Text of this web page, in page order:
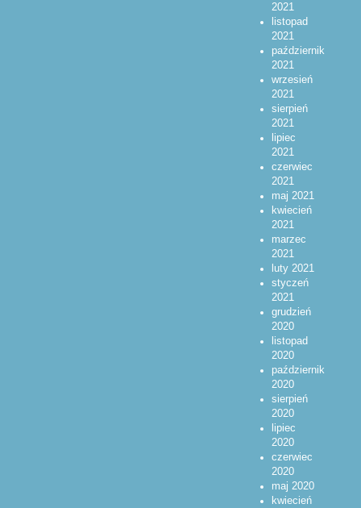
2021
listopad
2021
październik
2021
wrzesień
2021
sierpień
2021
lipiec
2021
czerwiec
2021
maj 2021
kwiecień
2021
marzec
2021
luty 2021
styczeń
2021
grudzień
2020
listopad
2020
październik
2020
sierpień
2020
lipiec
2020
czerwiec
2020
maj 2020
kwiecień